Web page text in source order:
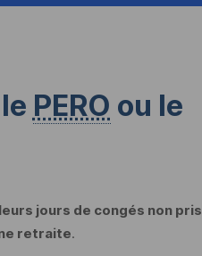
PERO ou le
jours de congés non pris
retraite.